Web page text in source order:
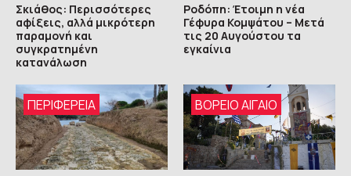
Σκιάθος: Περισσότερες
αφίξεις, αλλά μικρότερη
παραμονή και
συγκρατημένη
κατανάλωση
Ροδόπη: Έτοιμη η νέα
Γέφυρα Κομψάτου – Μετά
τις 20 Αυγούστου τα
εγκαίνια
ΠΕΡΙΦΈΡΕΙΑ ΒΟΡΕΙΟ ΑΙΓΑΙΟ